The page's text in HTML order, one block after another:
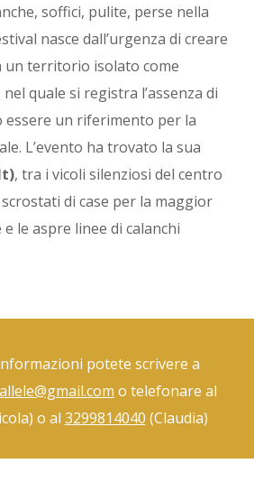
soffici, pulite, perse nella
nasce dall’urgenza di creare
un territorio isolato come
quale si registra l’assenza di
essere un riferimento per la
L’evento ha trovato la sua
, tra i vicoli silenziosi del centro
di case per la maggior
le aspre linee di calanchi
potete scrivere a
o telefonare al
o al 3299814040 (Claudia)